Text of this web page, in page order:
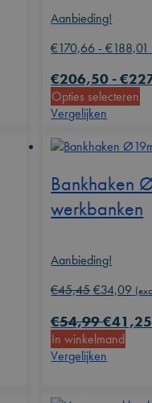
Aanbieding!
€170,66 - €188,01
€206,50 -€
Opties selecteren
kan
Vergelijken
Bankhaken
werkbanken
Aanbieding!
€45,45
was:
€45,45.
€34,09
is:
€54,99€41,25
In winkelmand
Vergelijken